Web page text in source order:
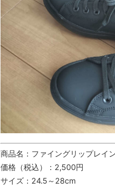
商品名：ファイングリップレイ
価格（税込）：2,500円
サイズ：24.5～28cm